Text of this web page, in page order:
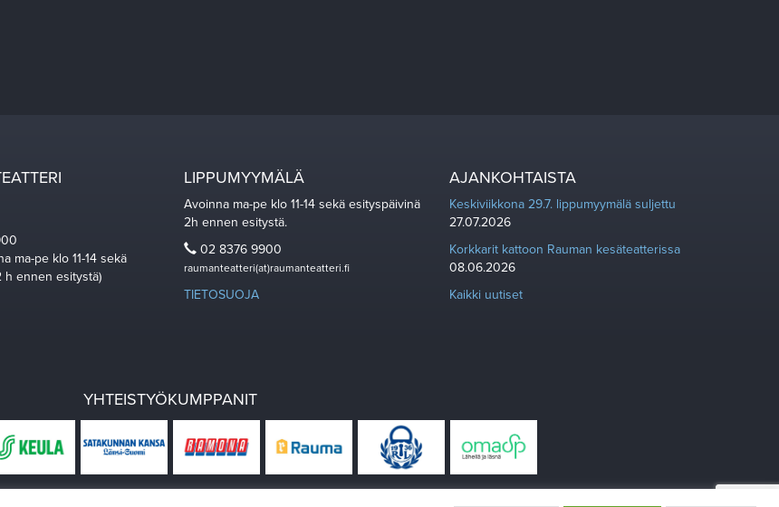
ma-pe klo 11-14 sekä
h ennen esitystä)
LIPPUMYYMÄLÄ
Avoinna ma-pe klo 11-14 sekä esityspäivinä
2h ennen esitystä.
02 8376 9900
raumanteatteri(at)raumanteatteri.fi
TIETOSUOJA
AJANKOHTAISTA
Keskiviikkona 29.7. lippumyymälä suljettu
27.07.2026
Korkkarit kattoon Rauman kesäteatterissa
08.06.2026
Kaikki uutiset
YHTEISTYÖKUMPPANIT